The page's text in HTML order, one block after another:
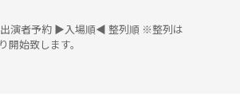
出演者予約 ▶︎入場順◀︎ 整列順 ※整列は
開始致します。